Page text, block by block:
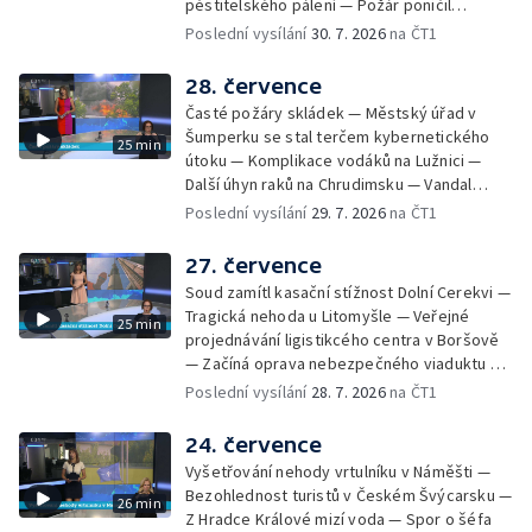
Most začíná festival Let It Roll — Vyvrcholil
bouřkový neboli jelení úplněk — Kanoistka
pěstitelského pálení — Požár poničil
historickou vilu Marta v Písku — Končí Letní
odpad — Nedostatek vody na Hracholuskách
— Příprava nového plavebního stupně v
Děčíně — Biokoridor pro užovku stromovou
— Záchrana liblického vysílače — První
koncert Diany Ross v Česku — Výroba
obrněných vozidel CV90 — Biokoridor pod
vedením vysokého napětí
Poslední vysílání30. 7. 2026na ČT1
25 min
28. července
Časté požáry skládek — Městský úřad v
Šumperku se stal terčem kybernetického
útoku — Komplikace vodáků na Lužnici —
Další úhyn raků na Chrudimsku — Vandal
poškodil okna na Ještědu — Lvice Elza má
defibrilátorů — 194 km/h po dálnici D6 —
Problém s likvidací kadmia — Vězni na
Frýdlantsku čistí koryto potoka — Antikolizní
systém tramvají Škoda 40T — Praha má šanci
na rekordní turistickou sezonu — Začíná
festival PernštejnLove v Pardubicích — Jelen
albín na Litoměřicku — Čeští vědci se
Poslední vysílání 29. 7. 2026na ČT1
25 min
27. července
Soud zamítl kasační stížnost Dolní Cerekvi —
Tragická nehoda u Litomyšle — Veřejné
projednávání ligistikcého centra v Boršově
— Začíná oprava nebezpečného viaduktu v
Klatovech — Pražská koalice o zásahu na
na Českolipsku — Úřednice na pachatele
napojená nebyla — Nižší zájem o Novou
zelenou úsporám — Problémy řidičů v
KRNAP kvůli navigaci — Dohašování požáru
Poslední vysílání 28. 7. 2026na ČT1
26 min
24. července
Vyšetřování nehody vrtulníku v Náměšti —
Bezohlednost turistů v Českém Švýcarsku —
Z Hradce Králové mizí voda — Spor o šéfa